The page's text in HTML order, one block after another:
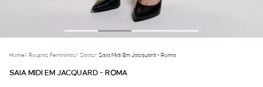
Home/ Roupas Femininas/ Saias/ Saia Midi Em Jacquard - Roma
SAIA MIDI EM JACQUARD - ROMA